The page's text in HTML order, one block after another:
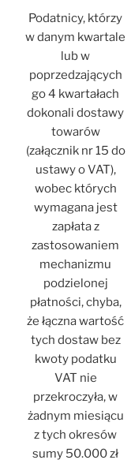
Podatnicy, którzy
w danym kwartale
lub w
poprzedzających
go 4 kwartałach
dokonali dostawy
towarów
(załącznik nr 15 do
ustawy o VAT),
wobec których
wymagana jest
zapłata z
zastosowaniem
mechanizmu
podzielonej
płatności, chyba,
że łączna wartość
tych dostaw bez
kwoty podatku
VAT nie
przekroczyła, w
żadnym miesiącu
z tych okresów
sumy 50.000 zł